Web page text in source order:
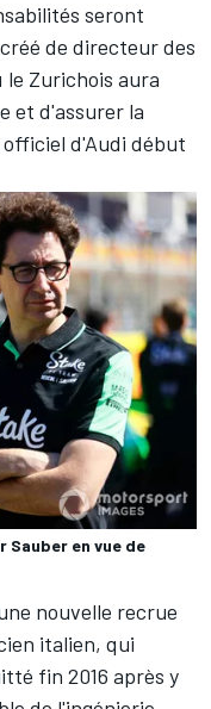
seront
de directeur des
le Zurichois aura
et d'assurer la
d'Audi début
en vue de
nouvelle recrue
italien, qui
fin 2016 après y